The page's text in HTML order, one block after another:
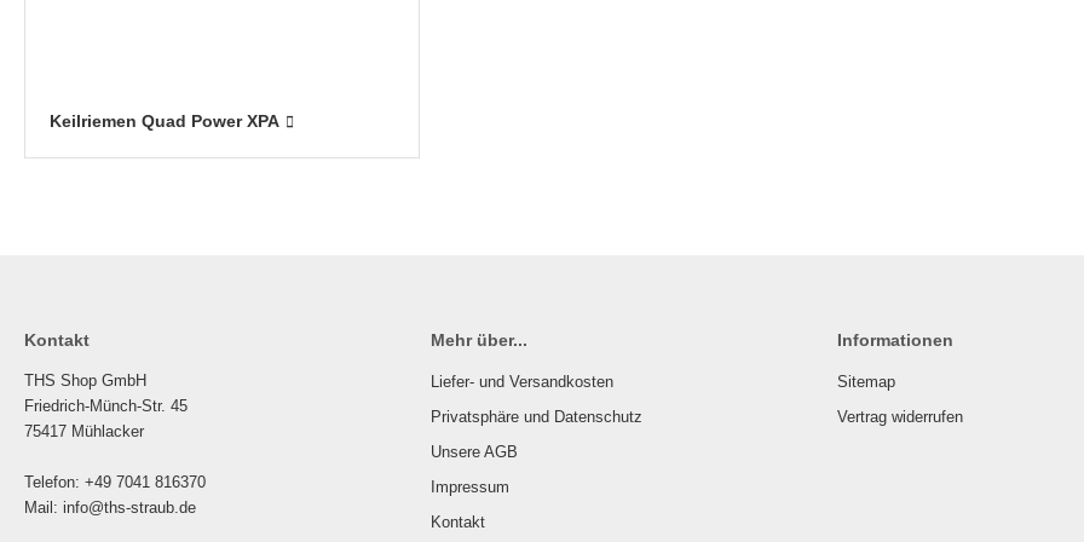
Keilriemen Quad Power XPA
Kontakt
THS Shop GmbH
Friedrich-Münch-Str. 45
75417 Mühlacker
Telefon: +49 7041 816370
Mail: info@ths-straub.de
Mehr über...
Liefer- und Versandkosten
Privatsphäre und Datenschutz
Unsere AGB
Impressum
Kontakt
Informationen
Sitemap
Vertrag widerrufen